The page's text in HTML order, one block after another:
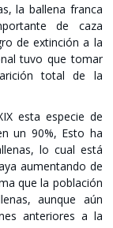
la ballena franca
de caza
de extinción a la
tuvo que tomar
total de la
esta especie de
un 90%, Esto ha
lo cual está
aumentando de
que la población
aunque aún
anteriores a la